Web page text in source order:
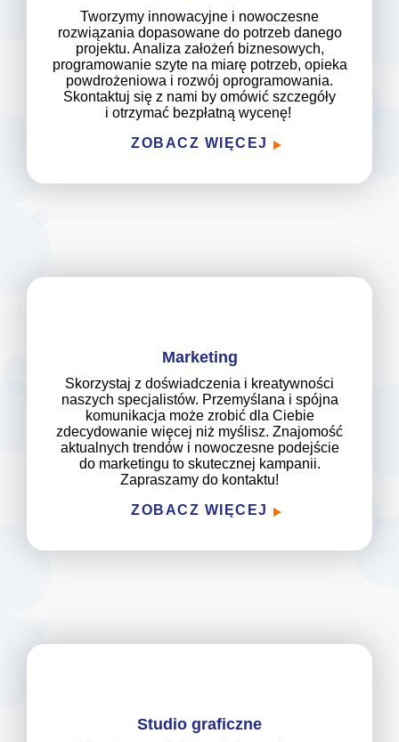
Tworzymy innowacyjne i nowoczesne
rozwiązania dopasowane do potrzeb danego
projektu. Analiza założeń biznesowych,
programowanie szyte na miarę potrzeb, opieka
powdrożeniowa i rozwój oprogramowania.
Skontaktuj się z nami by omówić szczegóły
i otrzymać bezpłatną wycenę!
ZOBACZ WIĘCEJ
Marketing
Skorzystaj z doświadczenia i kreatywności
naszych specjalistów. Przemyślana i spójna
komunikacja może zrobić dla Ciebie
zdecydowanie więcej niż myślisz. Znajomość
aktualnych trendów i nowoczesne podejście
do marketingu to skutecznej kampanii.
Zapraszamy do kontaktu!
ZOBACZ WIĘCEJ
Studio graficzne